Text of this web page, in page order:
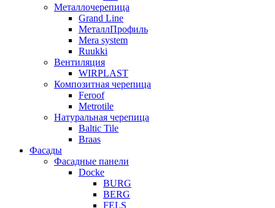
Металлочерепица
Grand Line
МеталлПрофиль
Mera system
Ruukki
Вентиляция
WIRPLAST
Композитная черепица
Feroof
Metrotile
Натуральная черепица
Baltic Tile
Braas
Фасады
Фасадные панели
Docke
BURG
BERG
FELS